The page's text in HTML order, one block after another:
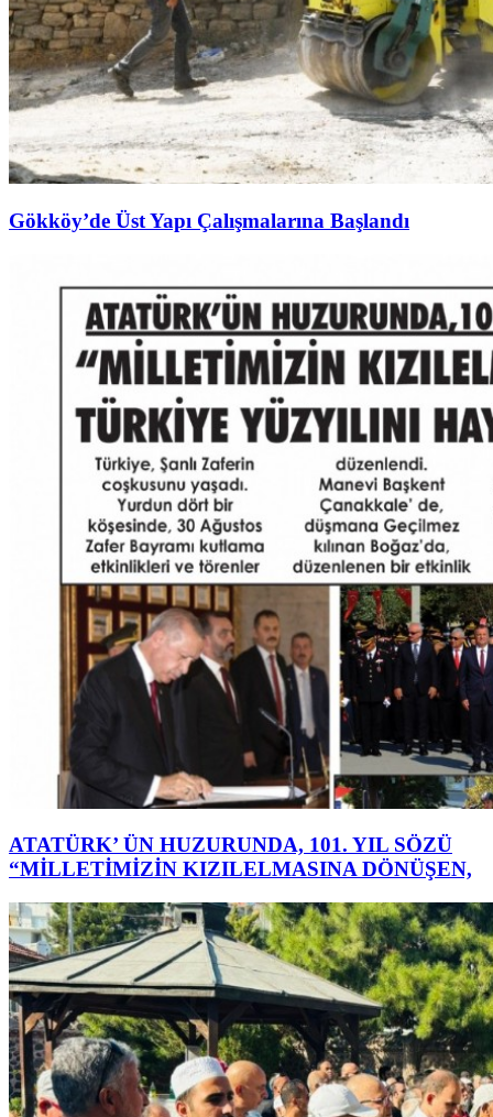
Gökköy’de Üst Yapı Çalışmalarına Başlandı
ATATÜRK’ ÜN HUZURUNDA, 101. YIL SÖZÜ
“MİLLETİMİZİN KIZILELMASINA DÖNÜŞEN,